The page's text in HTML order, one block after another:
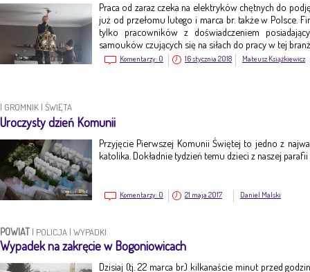
Praca od zaraz czeka na elektryków chętnych do
już od przełomu lutego i marca br. także w Polsce.
tylko pracowników z doświadczeniem
samouków czujących się na siłach do pracy w tej
Komentarzy: 0 16 stycznia 2018 Mateusz Książkiewicz
| GROMNIK | ŚWIĘTA
Uroczysty dzień Komunii
Przyjęcie Pierwszej Komunii Świętej to jedno z
katolika. Dokładnie tydzień temu dzieci z naszej
Komentarzy: 0 21 maja 2017 Daniel Malski
POWIAT | POLICJA | WYPADKI
Wypadek na zakręcie w Bogoniowicach
Dzisiaj (tj. 22 marca br.) kilkanaście minut przed